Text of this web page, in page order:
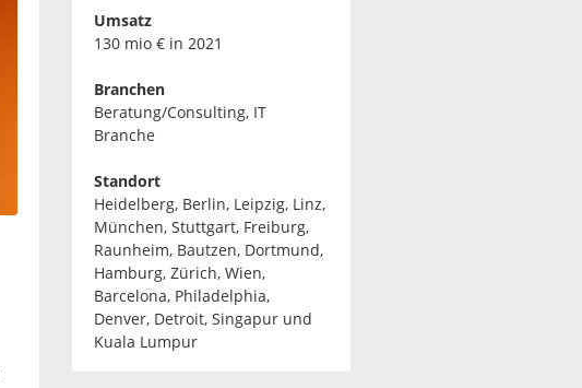
Umsatz
130 mio € in 2021
Branchen
Beratung/Consulting, IT
Branche
Standort
Heidelberg, Berlin, Leipzig, Linz,
München, Stuttgart, Freiburg,
Raunheim, Bautzen, Dortmund,
Hamburg, Zürich, Wien,
Barcelona, Philadelphia,
Denver, Detroit, Singapur und
Kuala Lumpur